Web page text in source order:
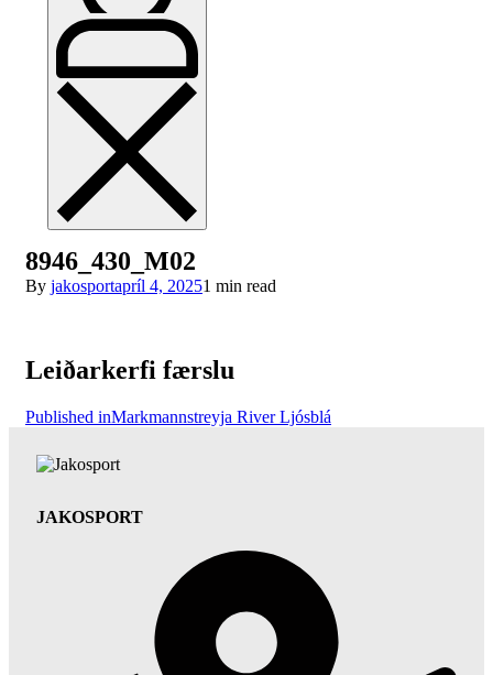
8946_430_M02
By jakosportapríl 4, 20251 min read
Leiðarkerfi færslu
Published inMarkmannstreyja River Ljósblá
JAKOSPORT